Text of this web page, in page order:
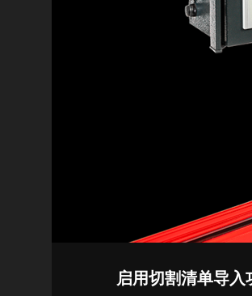
启用切割清单导入